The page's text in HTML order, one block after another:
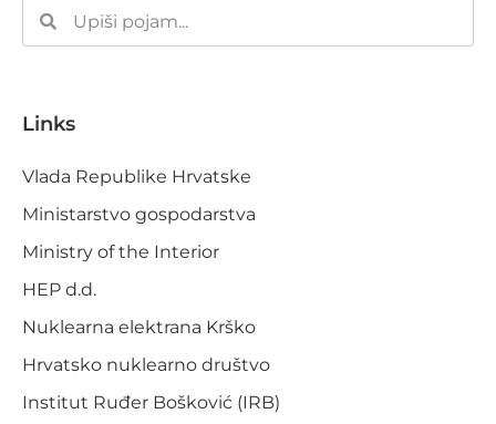
Links
Vlada Republike Hrvatske
Ministarstvo gospodarstva
Ministry of the Interior
HEP d.d.
Nuklearna elektrana Krško
Hrvatsko nuklearno društvo
Institut Ruđer Bošković (IRB)